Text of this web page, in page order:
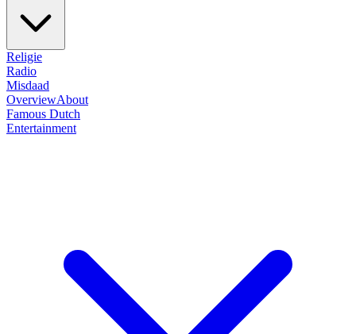
Religie
Radio
Misdaad
OverviewAbout
Famous Dutch
Entertainment